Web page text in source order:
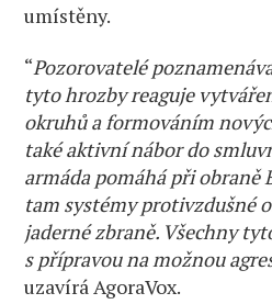
umístěny.
“Pozorovatelé
tyto hrozby reaguje
okruhů a formováním
také aktivní nábor do
armáda pomáhá při obraně
tam systémy protivzdušné
jaderné zbraně. Všechny
s přípravou na možnou
uzavírá AgoraVox.